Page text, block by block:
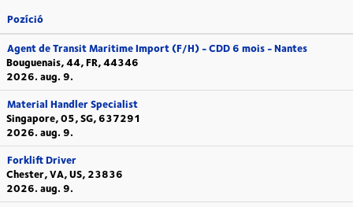
Pozíció
Agent de Transit Maritime Import (F/H) - CDD 6 mois - Nantes
Bouguenais, 44, FR, 44346
2026. aug. 9.
Material Handler Specialist
Singapore, 05, SG, 637291
2026. aug. 9.
Forklift Driver
Chester, VA, US, 23836
2026. aug. 9.